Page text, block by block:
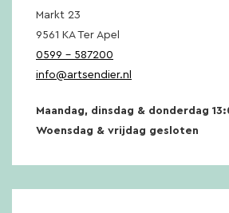
Markt 23
9561 KA Ter Apel
0599 – 587200
info@artsendier.nl
Maandag, dinsdag & donderdag
Woensdag & vrijdag gesloten